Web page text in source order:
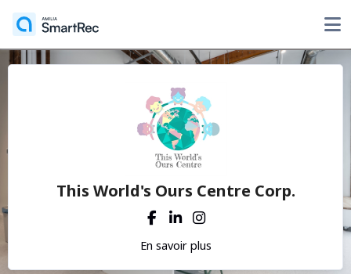
This World's Ours Centre Corp.
En savoir plus